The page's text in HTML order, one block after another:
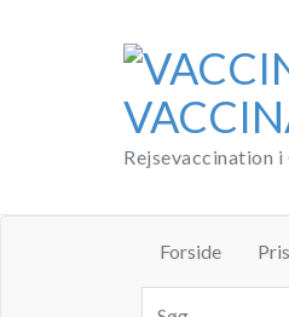
Rejsevaccination i
Forside